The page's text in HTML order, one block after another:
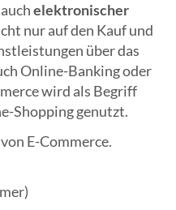
elektronischer
nur auf den Kauf und
über das
Online-Banking oder
wird als Begriff
Shopping genutzt.
von E-Commerce.